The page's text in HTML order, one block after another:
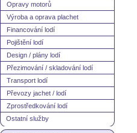
Opravy motorů
Výroba a oprava plachet
Financování lodí
Pojištění lodí
Design / plány lodí
Přezimování / skladování lodí
Transport lodí
Převozy jachet / lodí
Zprostředkování lodí
Ostatní služby